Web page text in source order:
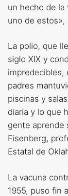
un hecho de
uno de estos»,
La polio, que
siglo XIX y
impredecibles,
padres
piscinas y
diaria y lo que
gente aprende
Eisenberg,
Estatal de
La vacuna
1955, puso fin